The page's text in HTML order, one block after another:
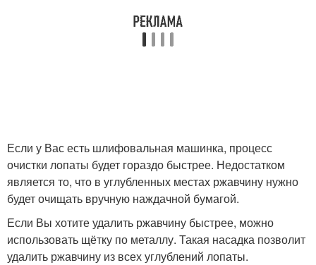
Если у Вас есть шлифовальная машинка, процесс
очистки лопаты будет гораздо быстрее. Недостатком
является то, что в углубленных местах ржавчину нужно
будет очищать вручную наждачной бумагой.
Если Вы хотите удалить ржавчину быстрее, можно
использовать щётку по металлу. Такая насадка позволит
удалить ржавчину из всех углублений лопаты.